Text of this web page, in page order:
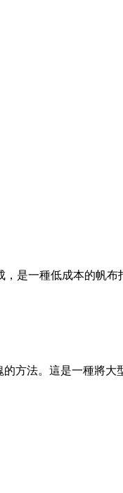
是一種低成本的帆
方法。這是一種將大